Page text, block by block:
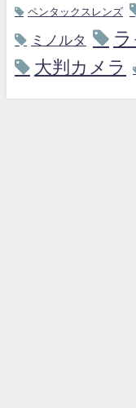
ペンタックスレンズ
ミノルタ
大判カメラ